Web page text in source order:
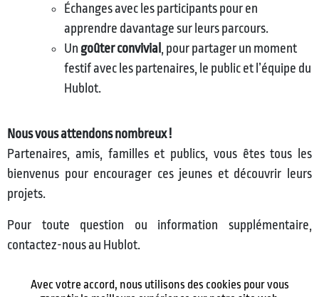
Échanges avec les participants pour en
apprendre davantage sur leurs parcours.
Un goûter convivial , pour partager un moment
festif avec les partenaires, le public et l’équipe du
Hublot.
Nous vous attendons nombreux !
Partenaires, amis, familles et publics, vous êtes tous les
bienvenus pour encourager ces jeunes et découvrir leurs
projets.
Pour toute question ou information supplémentaire,
contactez-nous au Hublot.
Avec votre accord, nous utilisons des cookies pour vous